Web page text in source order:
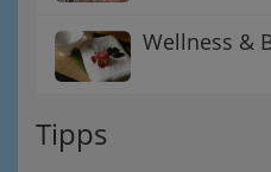
Wellness &
Tipps